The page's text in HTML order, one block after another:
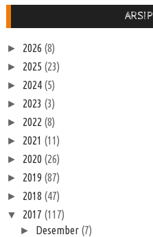
► 2026 (8)
► 2025 (23)
► 2024 (5)
► 2023 (3)
► 2022 (8)
► 2021 (11)
► 2020 (26)
► 2019 (87)
► 2018 (47)
▼ 2017 (117)
► Desember (7)